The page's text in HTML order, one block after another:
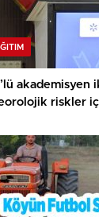
akademisyen
riskler